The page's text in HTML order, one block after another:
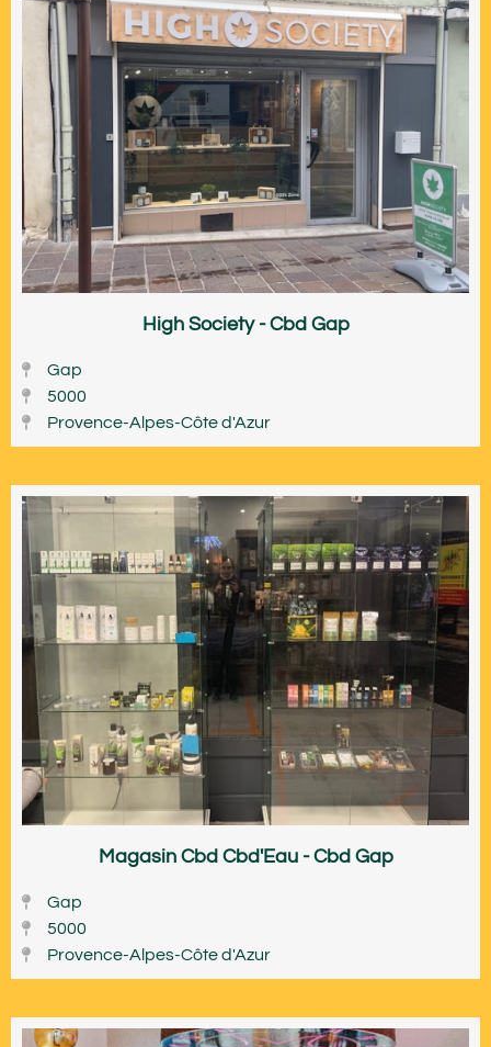
High Society - Cbd Gap
Gap
5000
Provence-Alpes-Côte d'Azur
Magasin Cbd Cbd'Eau - Cbd Gap
Gap
5000
Provence-Alpes-Côte d'Azur